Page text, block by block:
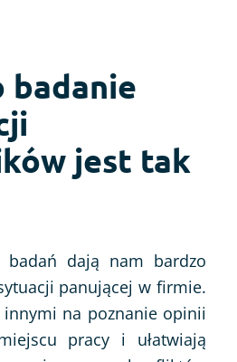
badanie
jest tak
dają nam bardzo
panującej w firmie.
innymi na poznanie opinii
pracy i ułatwiają